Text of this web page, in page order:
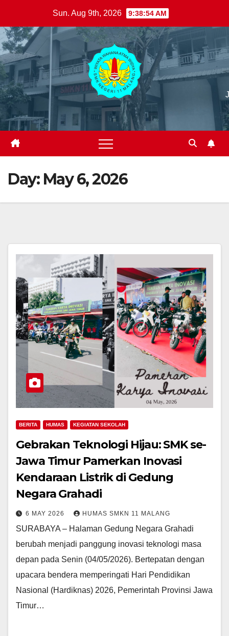
content
Sun. Aug 9th, 2026 9:38:55 AM
Day: May 6, 2026
BERITA HUMAS KEGIATAN SEKOLAH
Gebrakan Teknologi Hijau: SMK se-
Jawa Timur Pamerkan Inovasi
Kendaraan Listrik di Gedung
Negara Grahadi
6 MAY 2026 HUMAS SMKN 11 MALANG
SURABAYA – Halaman Gedung Negara Grahadi
berubah menjadi panggung inovasi teknologi masa
depan pada Senin (04/05/2026). Bertepatan dengan
upacara bendera memperingati Hari Pendidikan
Nasional (Hardiknas) 2026, Pemerintah Provinsi Jawa
Timur…